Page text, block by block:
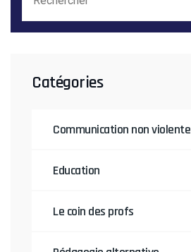
Catégories
Communication non violente
Education
Le coin des profs